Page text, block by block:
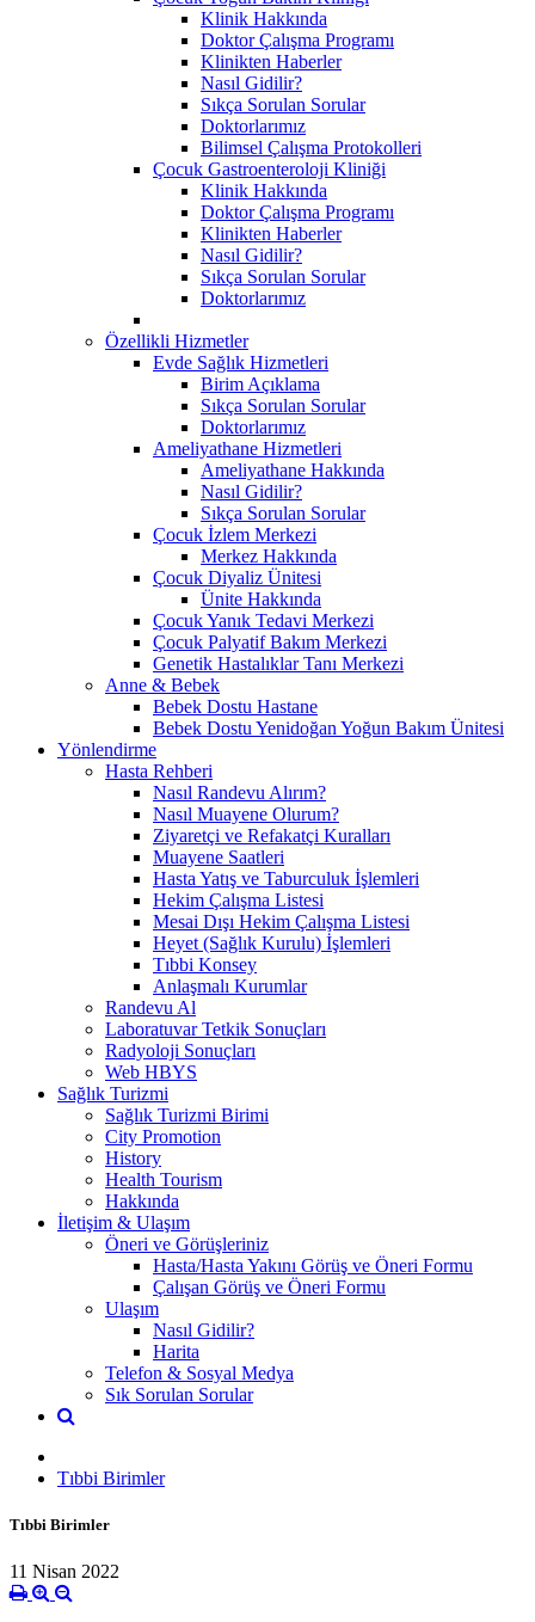
Klinik Hakkında
Doktor Çalışma Programı
Klinikten Haberler
Nasıl Gidilir?
Sıkça Sorulan Sorular
Doktorlarımız
Bilimsel Çalışma Protokolleri
Çocuk Gastroenteroloji Kliniği
Klinik Hakkında
Doktor Çalışma Programı
Klinikten Haberler
Nasıl Gidilir?
Sıkça Sorulan Sorular
Doktorlarımız
Özellikli Hizmetler
Evde Sağlık Hizmetleri
Birim Açıklama
Sıkça Sorulan Sorular
Doktorlarımız
Ameliyathane Hizmetleri
Ameliyathane Hakkında
Nasıl Gidilir?
Sıkça Sorulan Sorular
Çocuk İzlem Merkezi
Merkez Hakkında
Çocuk Diyaliz Ünitesi
Ünite Hakkında
Çocuk Yanık Tedavi Merkezi
Çocuk Palyatif Bakım Merkezi
Genetik Hastalıklar Tanı Merkezi
Anne & Bebek
Bebek Dostu Hastane
Bebek Dostu Yenidoğan Yoğun Bakım Ünitesi
Yönlendirme
Hasta Rehberi
Nasıl Randevu Alırım?
Nasıl Muayene Olurum?
Ziyaretçi ve Refakatçi Kuralları
Muayene Saatleri
Hasta Yatış ve Taburculuk İşlemleri
Hekim Çalışma Listesi
Mesai Dışı Hekim Çalışma Listesi
Heyet (Sağlık Kurulu) İşlemleri
Tıbbi Konsey
Anlaşmalı Kurumlar
Randevu Al
Laboratuvar Tetkik Sonuçları
Radyoloji Sonuçları
Web HBYS
Sağlık Turizmi
Sağlık Turizmi Birimi
City Promotion
History
Health Tourism
Hakkında
İletişim & Ulaşım
Öneri ve Görüşleriniz
Hasta/Hasta Yakını Görüş ve Öneri Formu
Çalışan Görüş ve Öneri Formu
Ulaşım
Nasıl Gidilir?
Harita
Telefon & Sosyal Medya
Sık Sorulan Sorular
Tıbbi Birimler
Tıbbi Birimler
11 Nisan 2022